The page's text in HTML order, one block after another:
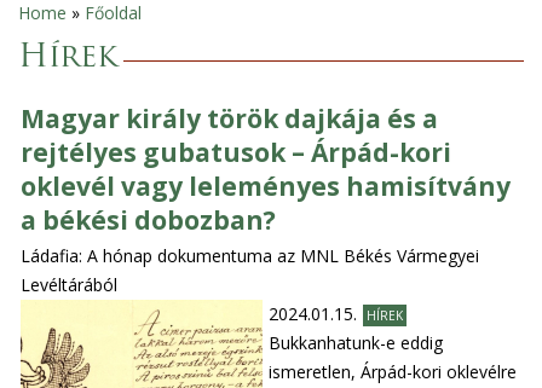
You
are
here
Home » Főoldal
Hírek
Magyar király török dajkája és a
rejtélyes gubatusok – Árpád-kori
oklevél vagy leleményes hamisítvány
a békési dobozban?
Ládafia: A hónap dokumentuma az MNL Békés Vármegyei
Levéltárából
2024.01.15.
HÍREK
Bukkanhatunk-e eddig
ismeretlen, Árpád-kori oklevélre